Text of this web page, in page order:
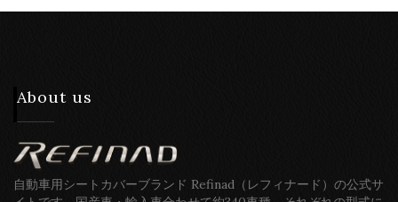
About us
自動車用シートカバーブランド Refinad（レフィナード）の公式サ